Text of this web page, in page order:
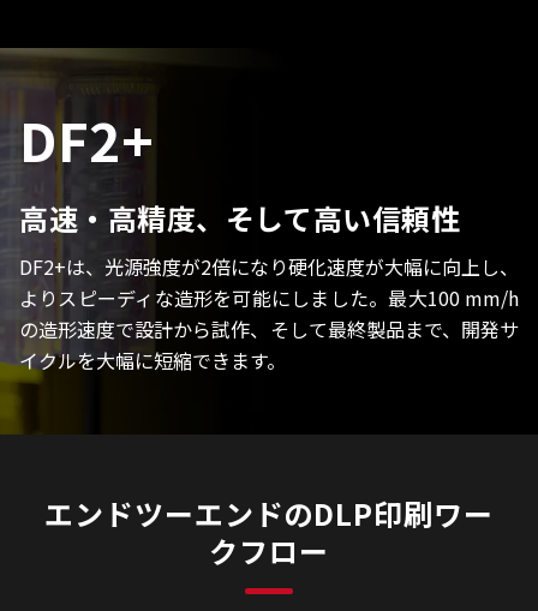
DF2+
高速・高精度、そして高い信頼性
DF2+は、光源強度が2倍になり硬化速度が大幅に向上し、
よりスピーディな造形を可能にしました。最大100 mm/h
の造形速度で設計から試作、そして最終製品まで、開発サ
イクルを大幅に短縮できます。
エンドツーエンドのDLP印刷ワー
クフロー